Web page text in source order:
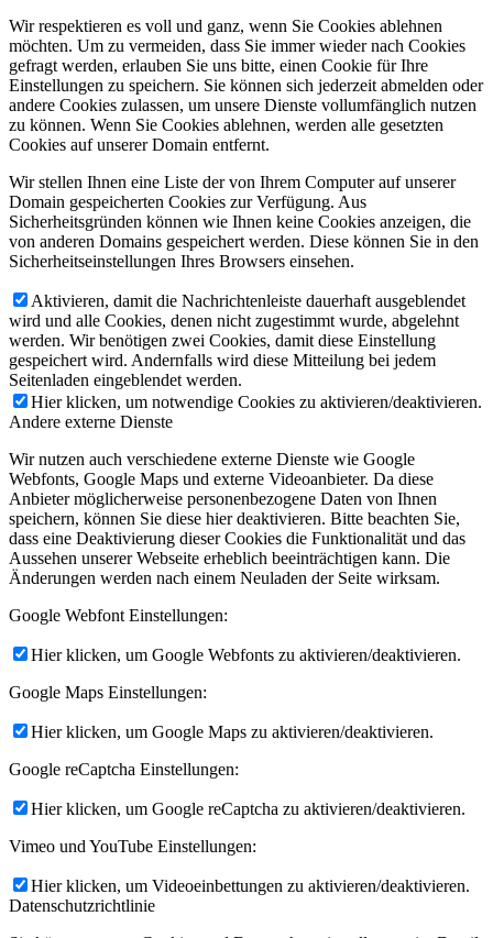
Wir respektieren es voll und ganz, wenn Sie Cookies ablehnen
möchten. Um zu vermeiden, dass Sie immer wieder nach Cookies
gefragt werden, erlauben Sie uns bitte, einen Cookie für Ihre
Einstellungen zu speichern. Sie können sich jederzeit abmelden oder
andere Cookies zulassen, um unsere Dienste vollumfänglich nutzen
zu können. Wenn Sie Cookies ablehnen, werden alle gesetzten
Cookies auf unserer Domain entfernt.
Wir stellen Ihnen eine Liste der von Ihrem Computer auf unserer
Domain gespeicherten Cookies zur Verfügung. Aus
Sicherheitsgründen können wie Ihnen keine Cookies anzeigen, die
von anderen Domains gespeichert werden. Diese können Sie in den
Sicherheitseinstellungen Ihres Browsers einsehen.
Aktivieren, damit die Nachrichtenleiste dauerhaft ausgeblendet
wird und alle Cookies, denen nicht zugestimmt wurde, abgelehnt
werden. Wir benötigen zwei Cookies, damit diese Einstellung
gespeichert wird. Andernfalls wird diese Mitteilung bei jedem
Seitenladen eingeblendet werden.
Hier klicken, um notwendige Cookies zu aktivieren/deaktivieren.
Andere externe Dienste
Wir nutzen auch verschiedene externe Dienste wie Google
Webfonts, Google Maps und externe Videoanbieter. Da diese
Anbieter möglicherweise personenbezogene Daten von Ihnen
speichern, können Sie diese hier deaktivieren. Bitte beachten Sie,
dass eine Deaktivierung dieser Cookies die Funktionalität und das
Aussehen unserer Webseite erheblich beeinträchtigen kann. Die
Änderungen werden nach einem Neuladen der Seite wirksam.
Google Webfont Einstellungen:
Hier klicken, um Google Webfonts zu aktivieren/deaktivieren.
Google Maps Einstellungen:
Hier klicken, um Google Maps zu aktivieren/deaktivieren.
Google reCaptcha Einstellungen:
Hier klicken, um Google reCaptcha zu aktivieren/deaktivieren.
Vimeo und YouTube Einstellungen:
Hier klicken, um Videoeinbettungen zu aktivieren/deaktivieren.
Datenschutzrichtlinie